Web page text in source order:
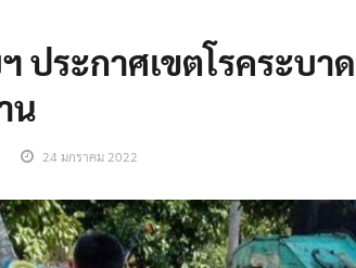
ประกาศเขตโรคระบา
น
24 มกราคม 2022